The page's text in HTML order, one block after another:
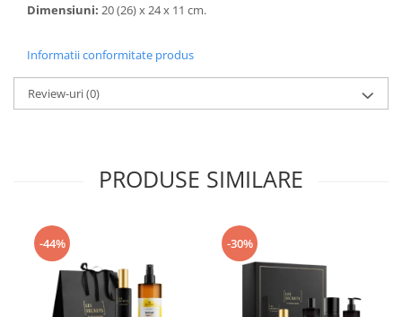
Dimensiuni: 20 (26) x 24 x 11 cm.
Informatii conformitate produs
Review-uri(0)
PRODUSE SIMILARE
-44% -30%